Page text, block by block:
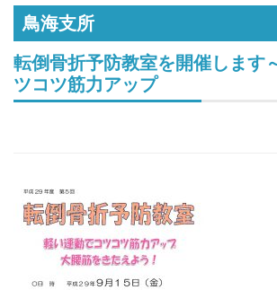
鳥海支所
転倒骨折予防教室を開催します
ツコツ筋力アップ